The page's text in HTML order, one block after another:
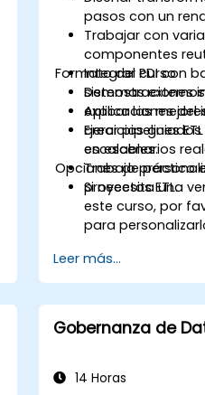
pasos con un
Trabajar con
componentes
Integrar PDI con
sistemas
Aplicar las
crear pipelines
escalables.
Formato del curso
Demostraciones
explicaciones del
Ejercicios
en escenarios
Trabajo práctico
proyectos ETL.
Opciones de
Si necesita una
este curso, por
para
Leer más...
Gobernanza de
14 Horas